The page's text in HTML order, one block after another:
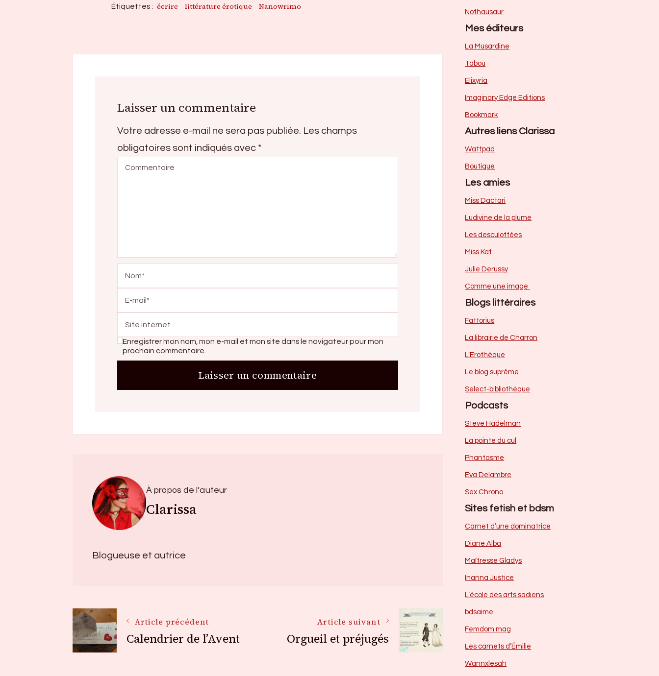
Étiquettes : écrire littérature érotique Nanowrimo
Laisser un commentaire
Votre adresse e-mail ne sera pas publiée. Les champs
obligatoires sont indiqués avec *
Enregistrer mon nom, mon e-mail et mon site dans le navigateur pour mon
prochain commentaire.
À propos de l’auteur
Clarissa
Blogueuse et autrice
Navigation
des
Article précédent
Calendrier de l’Avent
Article suivant
Orgueil et préjugés
Nothausaur
Mes éditeurs
La Musardine
Tabou
Elixyria
Imaginary Edge Editions
Bookmark
Autres liens Clarissa
Wattpad
Boutique
Les amies
Miss Dactari
Ludivine de la plume
Les desculottées
Miss Kat
Julie Derussy
Comme une image
Blogs littéraires
Fattorius
La librairie de Charron
L’Erothèque
Le blog suprême
Select-bibliothèque
Podcasts
Steve Hadelman
La pointe du cul
Phantasme
Eva Delambre
Sex Chrono
Sites fetish et bdsm
Carnet d’une dominatrice
Diane Alba
Maîtresse Gladys
Inanna Justice
L’école des arts sadiens
bdsaime
Femdom mag
Les carnets d’Émilie
Wannxlesah